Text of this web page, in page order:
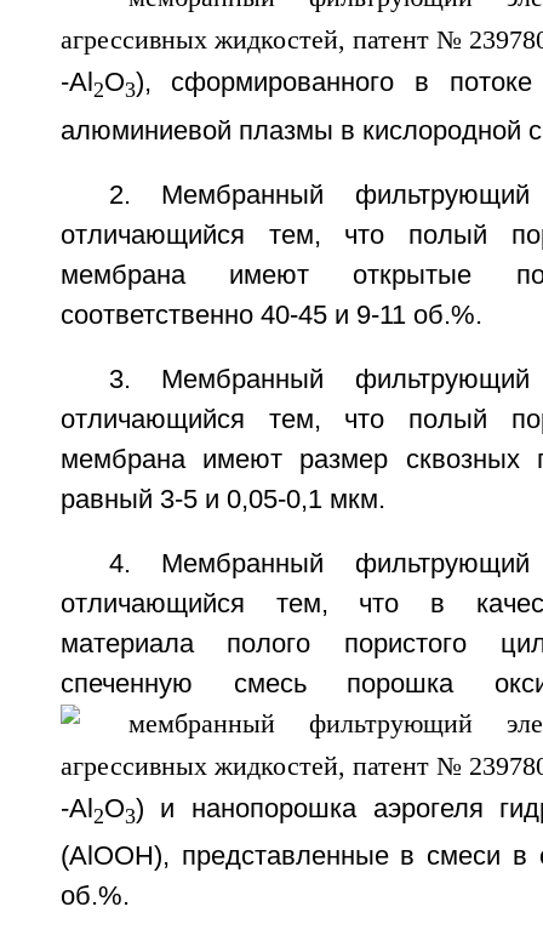
-Al 2O3), сформированного в потоке
алюминиевой плазмы в кислородной
2. Мембранный
отличающийся тем, что полый
мембрана имеют открытые
соответственно 40-45 и 9-11 об.%.
3. Мембранный
отличающийся тем, что полый
мембрана имеют размер сквозных
равный 3-5 и 0,05-0,1 мкм.
4. Мембранный
отличающийся тем, что в
материала полого пористого
спеченную смесь порошка
-Al 2O3) и нанопорошка аэрогеля
(AlOOH), представленные в смеси
об.%.